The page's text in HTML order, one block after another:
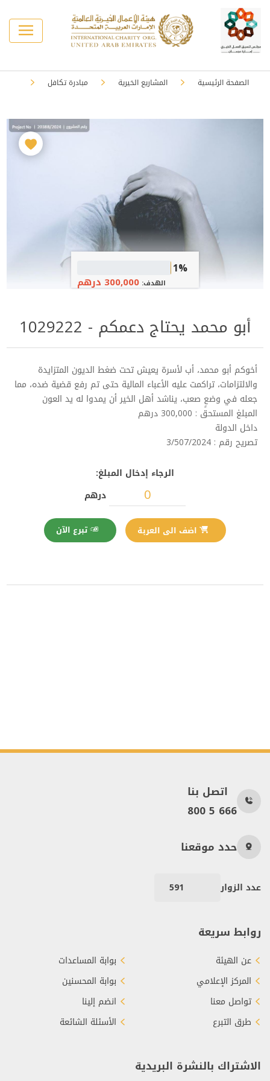
الصفحة الرئيسية المشاريع الخيرية مبادرة تكافل
1%
الهدف:300,000 درهم
أبو محمد يحتاج دعمكم - 1029222
أخوكم أبو محمد، أب لأسرة يعيش تحت ضغط الديون المتزايدة
والالتزامات، تراكمت عليه الأعباء المالية حتى تم رفع قضية ضده، مما
جعله في وضعٍ صعب، يناشد أهل الخير أن يمدوا له يد العون
المبلغ المستحق : 300,000 درهم
داخل الدولة
تصريح رقم : 3/507/2024
الرجاء إدخال المبلغ:
درهم
اتصل بنا
800 5 666
حدد موقعنا
عدد الزوار 591
روابط سريعة
عن الهيئة
المركز الإعلامي
تواصل معنا
طرق التبرع
بوابة المساعدات
بوابة المحسنين
انضم إلينا
الأسئلة الشائعة
الاشتراك بالنشرة البريدية